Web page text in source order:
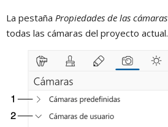
La pestaña Propiedades de las cámaras
todas las cámaras del proyecto actual.